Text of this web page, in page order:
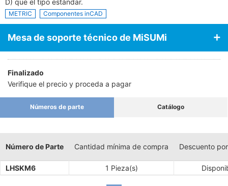
METRIC Componentes inCAD
Mesa de soporte técnico de MiSUMi
Finalizado
Verifique el precio y proceda a pagar
Números de parte Catálogo
Número de Parte Cantidad mínima de compra Descuento
LHSKM6 1 Pieza(s)